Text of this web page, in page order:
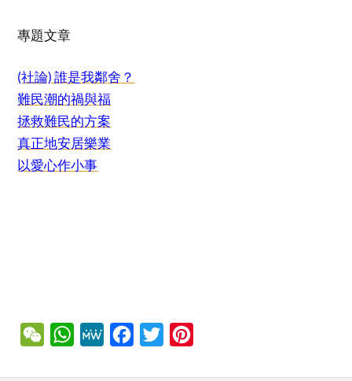
專題文章
(社論) 誰是我鄰舍？
難民潮的禍與福
拯救難民的方案
真正地安居樂業
以愛心作小事
WeChatWhatsApp
MeWe Facebook
Twitter